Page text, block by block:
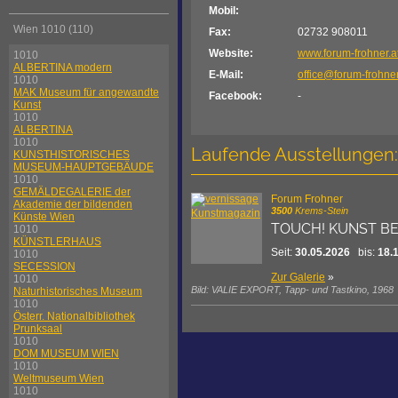
Wien 1010 (110)
1010
ALBERTINA modern
1010
MAK Museum für angewandte
Kunst
1010
ALBERTINA
1010
KUNSTHISTORISCHES
MUSEUM-HAUPTGEBÄUDE
1010
GEMÄLDEGALERIE der
Akademie der bildenden
Künste Wien
1010
KÜNSTLERHAUS
1010
SECESSION
1010
Naturhistorisches Museum
1010
Österr. Nationalbibliothek
Prunksaal
1010
DOM MUSEUM WIEN
1010
Weltmuseum Wien
1010
Mobil:
Fax:
02732 908011
Website:
www.forum-
E-Mail:
office@forum-
Facebook:
-
Laufende Ausstellungen:
Forum Frohner
3500 Krems-Stein
TOUCH! KUNST
Seit: 30.05.2026 bis:
Zur Galerie »
Bild: VALIE EXPORT, Tapp- und Tastkino, 1968